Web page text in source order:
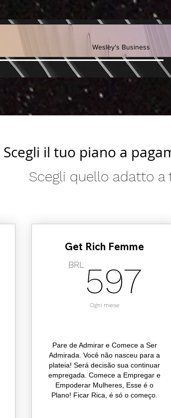
Wesley's Business
Scegli il tuo piano a
Scegli quello adatto a
69,90BRL
Get Rich Femme
BRL 597
Ogni mese
Pare de Admirar e Comece a Ser
Admirada. Você não nasceu para a
plateia! Será decisão sua continuar
empregada. Comece a Empregar e
Empoderar Mulheres, Esse é o
Plano! Ficar Rica, é só o começo.